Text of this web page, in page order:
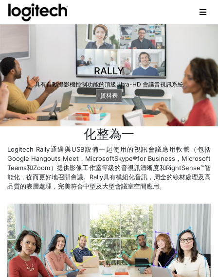
RALLY
具有自動攝影機控制功能的頂級Ultra-HD 會議音視訊系統
資料表
化整為一
Logitech Rally通過與USB設備一起使用的視訊會議應用軟體（包括
Google Hangouts Meet，MicrosoftSkype®for Business，Microsoft
Teams和Zoom）提供影像工作室等級的音視訊清晰度和RightSense™智
能化，從而更好地召開會議。Rally具有模組化音訊，周全的線材處理及高
品質的表層處理，完美符合中型及大型會議室空間應用。